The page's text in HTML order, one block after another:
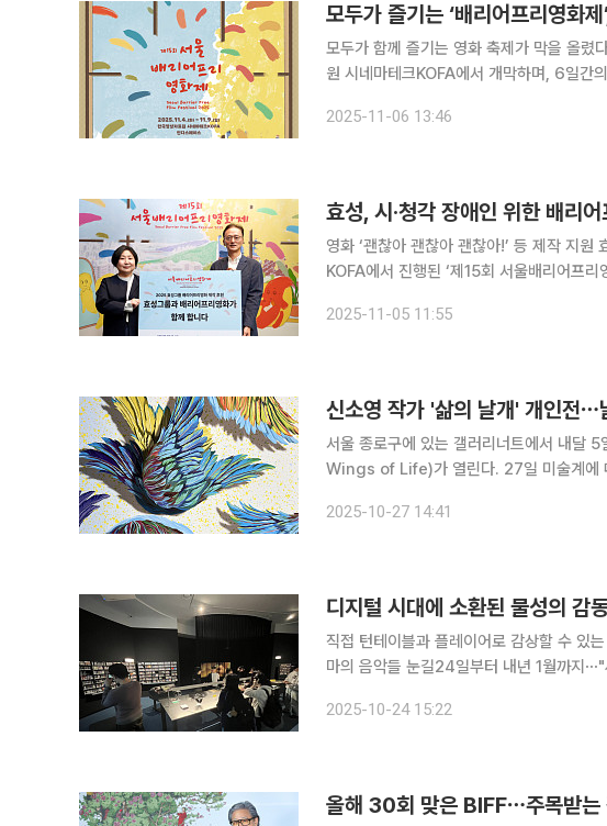
모두가 즐기는 ‘배리어프리영화
모두가 함께 즐기는 영화 축제가 막을 올렸
원 시네마테크KOFA에서 개막하며, 6일간
·오프라인을 통해 최신 배리어프리영화 29
2025-11-06 13:46
효성, 시·청각 장애인 위한 배리
영화 ‘괜찮아 괜찮아 괜찮아!’ 등 제작 지원 효성은 전날 서울 마포구 한국영상자료원 시네마테크
KOFA에서 진행된 ‘제15회 서울배리어프
장애인도 영화를 즐길 수 있도록 시각 장애
2025-11-05 11:55
신소영 작가 '삶의 날개' 개인전⋯
서울 종로구에 있는 갤러리너트에서 내달
Wings of Life)가 열린다. 27일 미술계에 따르면, 이번 전시에서 신 작가는 30여 년간 탐구해 온
에게 '날개'는 마음의 형상을 드러내는
2025-10-27 14:41
직접 턴테이블과 플레이어로 감상할 수 있
마의 음악들 눈길24일부터 내년 1월까지⋯"새로운 감각
회의 음악까지. 한국영화의 명장면 뒤에는
2025-10-24 15:22
올해 30회 맞은 BIFF⋯주목받는